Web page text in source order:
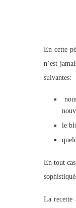
En cette
n’est
suivantes:
le
En tout
La recette